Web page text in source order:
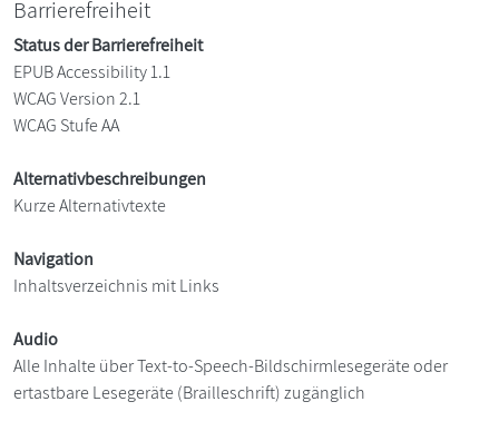
Barrierefreiheit
Status der Barrierefreiheit
EPUB Accessibility 1.1
WCAG Version 2.1
WCAG Stufe AA
Alternativbeschreibungen
Kurze Alternativtexte
Navigation
Inhaltsverzeichnis mit Links
Audio
Alle Inhalte über Text-to-Speech-Bildschirmlesegeräte oder
ertastbare Lesegeräte (Brailleschrift) zugänglich